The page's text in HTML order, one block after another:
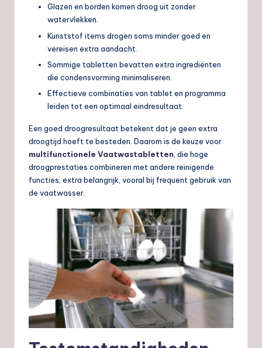
Glazen en borden komen droog uit zonder
watervlekken.
Kunststof items drogen soms minder goed en
vereisen extra aandacht.
Sommige tabletten bevatten extra ingrediënten
die condensvorming minimaliseren.
Effectieve combinaties van tablet en programma
leiden tot een optimaal eindresultaat.
Een goed droogresultaat betekent dat je geen extra
droogtijd hoeft te besteden. Daarom is de keuze voor
multifunctionele Vaatwastabletten , die hoge
droogprestaties combineren met andere reinigende
functies, extra belangrijk, vooral bij frequent gebruik van
de vaatwasser.